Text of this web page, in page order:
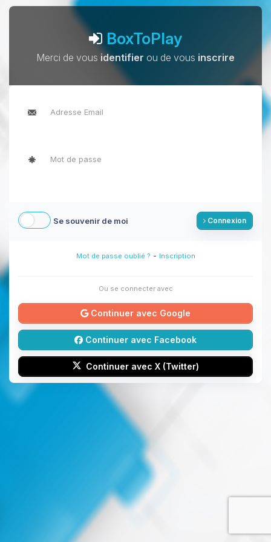
BoxToPlay
Merci de vous identifier ou de vous inscrire
Se souvenir de moi Connexion
Mot de passe oublié ? - Inscription
Ou se connecter avec
Continuer avec Google
Continuer avec Facebook
Continuer avec X (Twitter)